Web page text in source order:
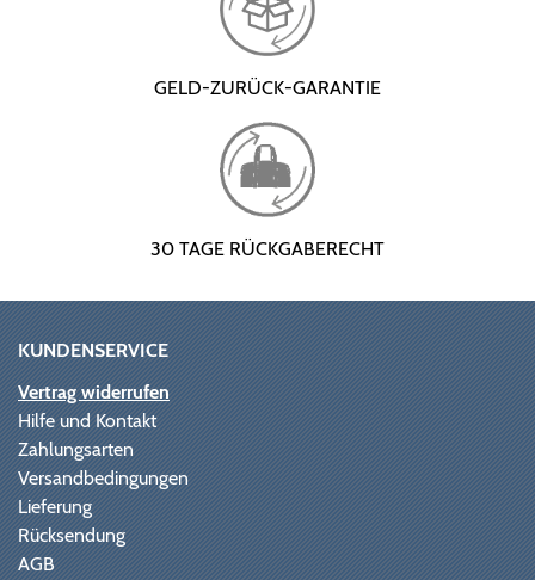
GELD-ZURÜCK-GARANTIE
30 TAGE RÜCKGABERECHT
KUNDENSERVICE
Vertrag widerrufen
Hilfe und Kontakt
Zahlungsarten
Versandbedingungen
Lieferung
Rücksendung
AGB